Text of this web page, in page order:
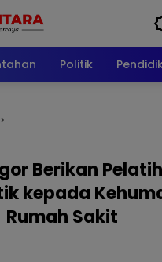
Politik
Berikan
kepada
Rumah Sakit